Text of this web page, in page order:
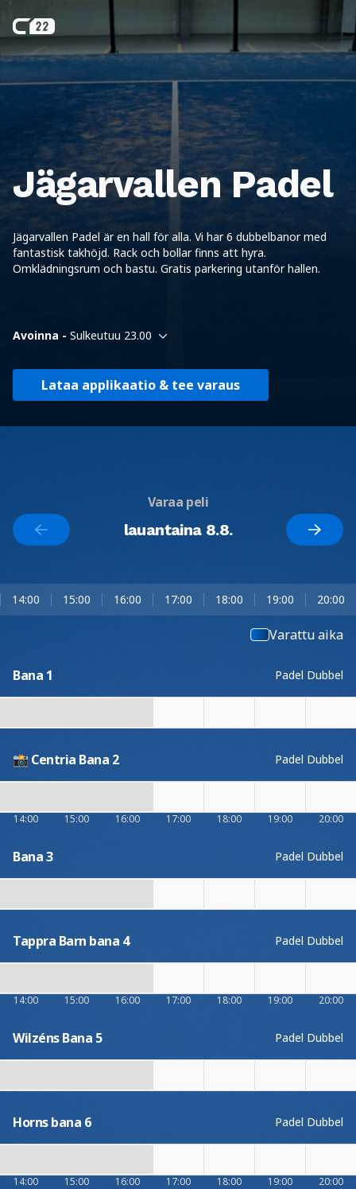
Jägarvallen Padel
Jägarvallen Padel är en hall för alla. Vi har 6 dubbelbanor med
fantastisk takhöjd. Rack och bollar finns att hyra.
Omklädningsrum och bastu. Gratis parkering utanför hallen.
Avoinna - Sulkeutuu 23.00
Lataa applikaatio & tee varaus
Varaa peli
lauantaina 8.8.
14:00 15:00 16:00 17:00 18:00 19:00 20:00
Varattu aika
Bana 1 Padel Dubbel
📸 Centria Bana 2 Padel Dubbel
14:00 15:00 16:00 17:00 18:00 19:00 20:00
Bana 3 Padel Dubbel
Tappra Barn bana 4 Padel Dubbel
14:00 15:00 16:00 17:00 18:00 19:00 20:00
Wilzéns Bana 5 Padel Dubbel
Horns bana 6 Padel Dubbel
14:00 15:00 16:00 17:00 18:00 19:00 20:00